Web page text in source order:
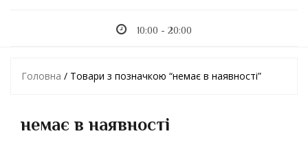
10:00 - 20:00
Головна / Товари з позначкою “немає в наявності”
немає в наявності